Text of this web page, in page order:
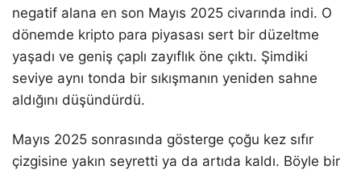
negatif alana en son Mayıs 2025 civarında indi. O
dönemde kripto para piyasası sert bir düzeltme
yaşadı ve geniş çaplı zayıflık öne çıktı. Şimdiki
seviye aynı tonda bir sıkışmanın yeniden sahne
aldığını düşündürdü.
Mayıs 2025 sonrasında gösterge çoğu kez sıfır
çizgisine yakın seyretti ya da artıda kaldı. Böyle bir